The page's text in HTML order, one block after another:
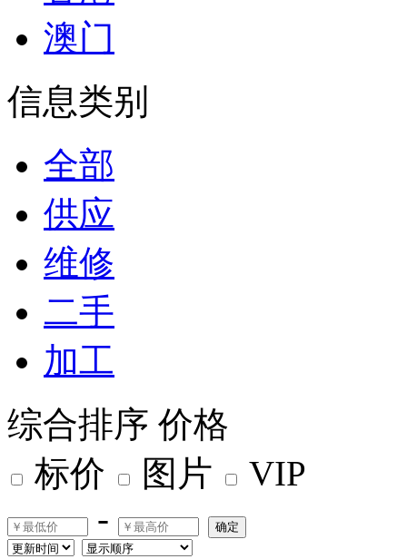
澳门
信息类别
全部
供应
维修
二手
加工
综合排序 价格
标价
图片
VIP
-
确定